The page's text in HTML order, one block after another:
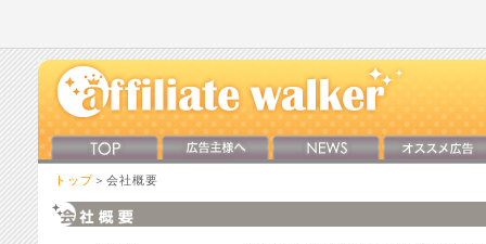
トップ ＞会社概要